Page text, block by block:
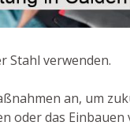
Stahl verwenden.
an, um
oder das Einbauen